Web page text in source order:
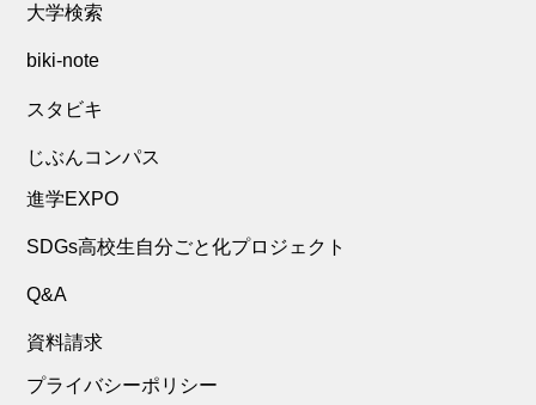
大学検索
biki-note
スタビキ
じぶんコンパス
進学EXPO
SDGs高校生自分ごと化プロジェクト
Q&A
資料請求
プライバシーポリシー